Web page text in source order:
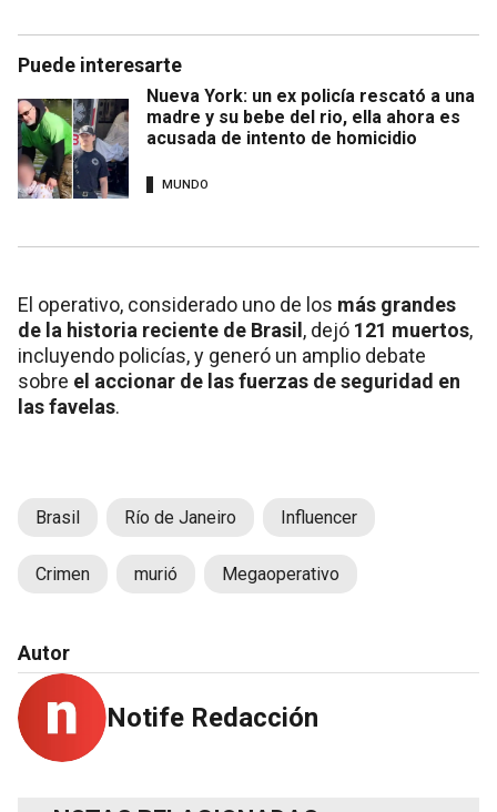
Puede interesarte
Nueva York: un ex policía rescató a una
madre y su bebe del rio, ella ahora es
acusada de intento de homicidio
MUNDO
El operativo, considerado uno de los más grandes
de la historia reciente de Brasil , dejó 121 muertos,
incluyendo policías, y generó un amplio debate
sobre el accionar de las fuerzas de seguridad en
las favelas.
Brasil Río de Janeiro Influencer
Crimen murió Megaoperativo
Autor
Notife Redacción